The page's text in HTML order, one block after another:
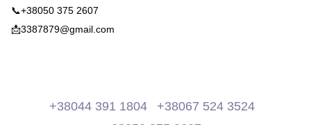
📞+38050 375 2607
📩3387879@gmail.com
+38044 391 1804
+38067 524 3524